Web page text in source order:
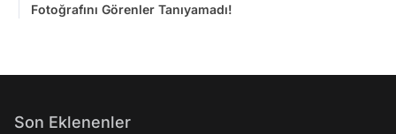
Fotoğrafını Görenler Tanıyamadı!
Son Eklenenler